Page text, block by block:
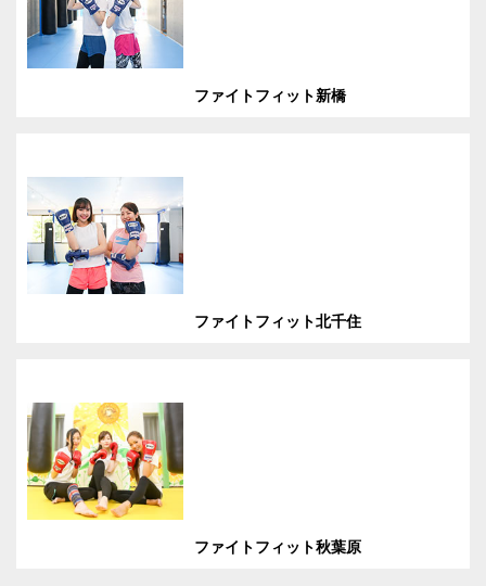
ファイトフィット新橋
ファイトフィット北千住
ファイトフィット秋葉原